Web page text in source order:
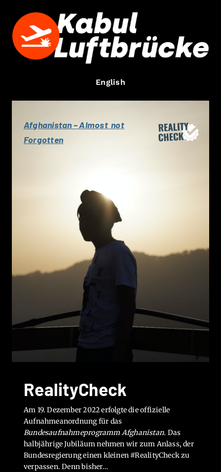
Inhalt
springen
English
Afghanistan – Almost not
Forgotten
RealityCheck
Am 19. Dezember 2022 erfolgte die offizielle
Aufnahmeanordnung für das
Bundesaufnahmeprogramm Afghanistan. Das
halbjährige Jubiläum nehmen wir zum Anlass, der
Bundesregierung einen kleinen #RealityCheck zu
verpassen. Denn bisher…